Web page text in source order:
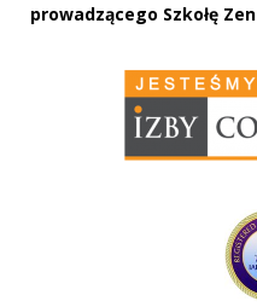
prowadzącego Szkołę